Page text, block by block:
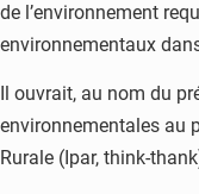
de l’environnement
environnementaux
Il ouvrait, au nom du
environnementales au
Rurale (Ipar, think-